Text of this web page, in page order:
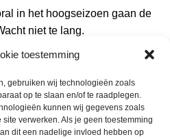
toestemming
gebruiken wij technologieën zoals
op te slaan en/of te raadplegen.
kunnen wij gegevens zoals
verwerken. Als je geen toestemming
dit een nadelige invloed hebben op
in het hoogseizoen gaan de
niet te lang.
dat je precies weet hoeveel
heaters voor als het ‘s
om het helemaal af